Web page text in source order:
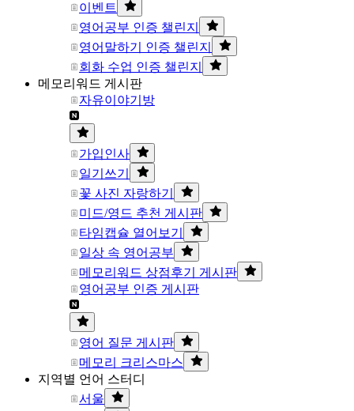
이벤트
영어공부 인증 챌린지
영어말하기 인증 챌린지
회화 수업 인증 챌린지
메모리워드 게시판
자유이야기방
가입인사
일기쓰기
꽃 사진 자랑하기
미드/영드 추천 게시판
타임캡슐 열어보기
일상 속 영어공부
메모리워드 상점후기 게시판
영어공부 인증 게시판
영어 질문 게시판
메모리 크리스마스
지역별 언어 스터디
서울